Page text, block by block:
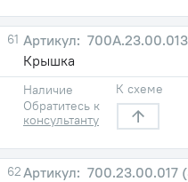
61
700А.23.00.013
Крышка
Наличие
Обратитесь к
консультанту
К схеме
62
700.23.00.017